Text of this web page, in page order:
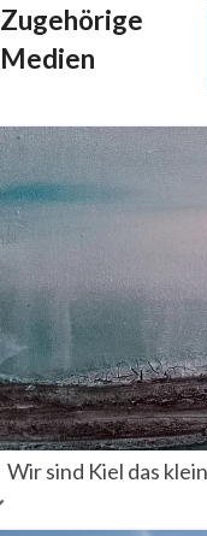
Zugehörige
Medien
Wir sind Kiel das